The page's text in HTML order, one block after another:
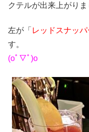
クテルが出来上がりま
左が「 レッドスナッパ
す。
(oﾟ▽ﾟ)o